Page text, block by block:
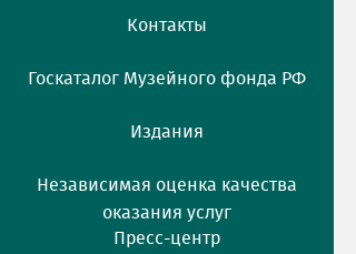
Контакты
Госкаталог Музейного фонда РФ
Издания
Независимая оценка качества
оказания услуг
Пресс-центр